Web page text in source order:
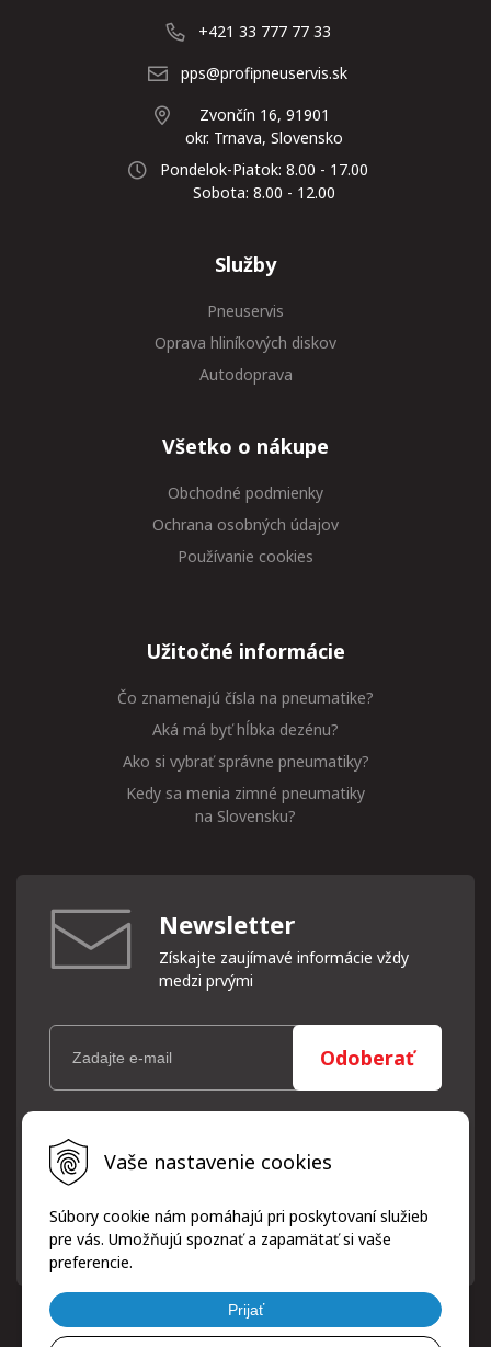
Vaše nastavenie cookies
Súbory cookie nám pomáhajú pri poskytovaní služieb
pre vás. Umožňujú spoznať a zapamätať si vaše
preferencie.
Prijať
+421 33 777 77 33
pps@profipneuservis.sk
Zvončín 16, 91901
okr. Trnava, Slovensko
Pondelok-Piatok: 8.00 - 17.00
Sobota: 8.00 - 12.00
Služby
Pneuservis
Oprava hliníkových diskov
Autodoprava
Všetko o nákupe
Obchodné podmienky
Ochrana osobných údajov
Používanie cookies
Užitočné informácie
Čo znamenajú čísla na pneumatike?
Aká má byť hĺbka dezénu?
Ako si vybrať správne pneumatiky?
Kedy sa menia zimné pneumatiky
na Slovensku?
Newsletter
Získajte zaujímavé informácie vždy
medzi prvými
Odoberať
Vaše osobné údaje (email) budeme spracovávať len za týmto
účelom v súlade s platnou legislatívou a zásadami ochrany
osobných údajov. Súhlas potvrdíte kliknutím na odkaz, ktorý
písomne, emailom alebo kliknutím na odkaz z ktoréhokoľvek
informačného emailu.